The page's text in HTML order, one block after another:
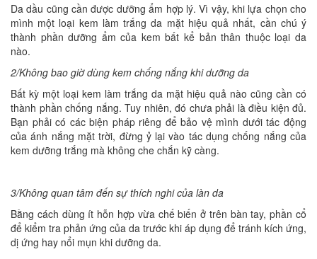
Da dầu cũng cần được dưỡng ẩm hợp lý. Vì vậy, khi lựa chọn cho
mình một loại kem làm trắng da mặt hiệu quả nhất, cần chú ý
thành phần dưỡng ẩm của kem bất kể bản thân thuộc loại da
nào.
2/Không bao giờ dùng kem chống nắng khi dưỡng da
Bất kỳ một loại kem làm trắng da mặt hiệu quả nào cũng cần có
thành phần chống nắng. Tuy nhiên, đó chưa phải là điều kiện đủ.
Bạn phải có các biện pháp riêng để bảo vệ mình dưới tác động
của ánh nắng mặt trời, đừng ỷ lại vào tác dụng chống nắng của
kem dưỡng trắng mà không che chắn kỹ càng.
3/Không quan tâm đến sự thích nghi của làn da
Bằng cách dùng ít hỗn hợp vừa chế biến ở trên bàn tay, phần cổ
để kiểm tra phản ứng của da trước khi áp dụng để tránh kích ứng,
dị ứng hay nổi mụn khi dưỡng da.